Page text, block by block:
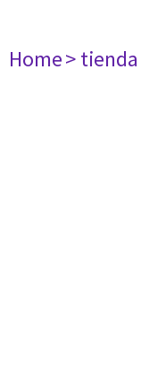
Home> tienda